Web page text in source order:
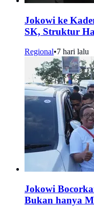
Jokowi ke
SK, Struktur
Regional•7 hari lalu
Jokowi
Bukan hanya